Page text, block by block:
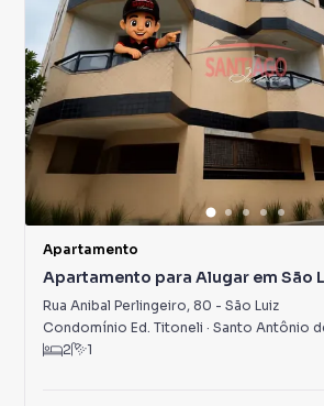
Apartamento
Apartamento para Alugar em São
Rua Anibal Perlingeiro, 80 - São Luiz
Condomínio Ed. Titoneli · Santo Antônio
2
1